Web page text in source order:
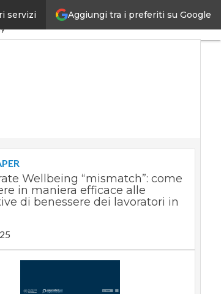
Aggiungi tra i preferiti su Google
servizi
4.0
Wellbeing “mismatch”: come
in maniera efficace alle
di benessere dei lavoratori in